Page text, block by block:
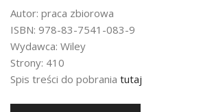
Autor: praca zbiorowa
ISBN: 978-83-7541-083-9
Wydawca: Wiley
Strony: 410
Spis treści do pobrania tutaj